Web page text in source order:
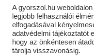
Panaszkezelés
© GYŐR-SZOL Zrt - 2010-
A gyorszol.hu
legjobb felhasználói
elfogadásával
adatvédelmi tájékoztatót
hogy az önkéntesen
tárolja visszavonásig.